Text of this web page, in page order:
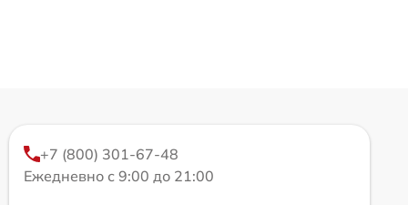
+7 (800) 301-67-48
Ежедневно с 9:00 до 21:00